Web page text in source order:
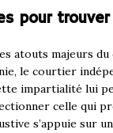
pour
atouts majeurs
le courtier
impartialité lui
celle qui
s’appuie sur